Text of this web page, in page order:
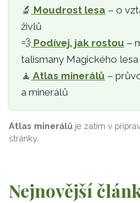
🔬 Moudrost lesa – o
živlů
💨 Podívej, jak rostou –
talismany Magického lesa
🧘‍ Atlas minerálů –
a minerálů
Atlas minerálů je zatím v
stránky.
Nejnovější